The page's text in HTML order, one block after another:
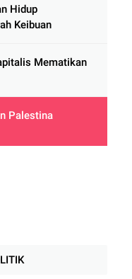
Hidup
Keibuan
Mematikan
Palestina